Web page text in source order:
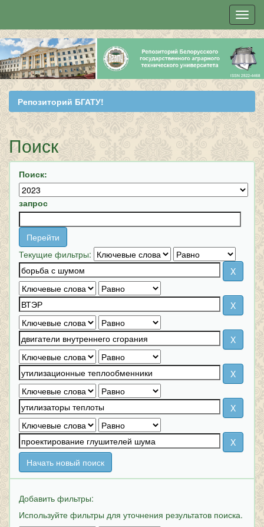
Skip
navigation
Репозиторий БГАТУ!
Поиск
Поиск:
запрос
Текущие фильтры:
Начать новый поиск
Добавить фильтры:
Используйте фильтры для уточнения результатов поиска.